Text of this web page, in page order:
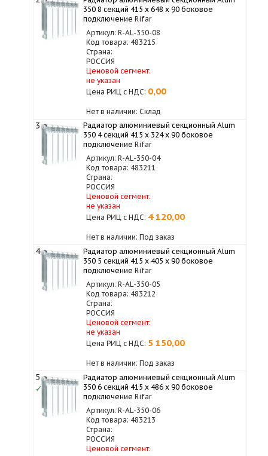
350 8 секций 415 x 648 x 90 боковое
подключение Rifar
Артикул: R-AL-350-08
Код товара: 483215
Страна:
РОССИЯ
Ценовой сегмент:
не указан
Цена РИЦ с НДС: 0,00
Нет в наличии: Склад
3
Радиатор алюминиевый секционный Alum
350 4 секций 415 x 324 x 90 боковое
подключение Rifar
Артикул: R-AL-350-04
Код товара: 483211
Страна:
РОССИЯ
Ценовой сегмент:
не указан
Цена РИЦ с НДС: 4 120,00
Нет в наличии: Под заказ
4
Радиатор алюминиевый секционный Alum
350 5 секций 415 x 405 x 90 боковое
подключение Rifar
Артикул: R-AL-350-05
Код товара: 483212
Страна:
РОССИЯ
Ценовой сегмент:
не указан
Цена РИЦ с НДС: 5 150,00
Нет в наличии: Под заказ
5
✓
Радиатор алюминиевый секционный Alum
350 6 секций 415 x 486 x 90 боковое
подключение Rifar
Артикул: R-AL-350-06
Код товара: 483213
Страна:
РОССИЯ
Ценовой сегмент: